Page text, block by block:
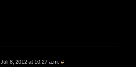
Juli 8, 2012 at 10:27 a.m. #